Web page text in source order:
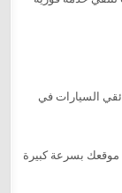
السيارات في
موقعك بسرعة كبيرة